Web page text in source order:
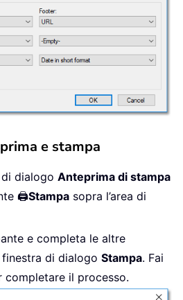
e stampa
dialogo Anteprima di stampa
🖨️Stampa sopra l’area di
e completa le altre
di dialogo Stampa. Fai
completare il processo.